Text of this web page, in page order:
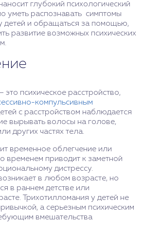
глубокий психологический
уметь распознавать симптомы
детей и обращаться за помощью,
развитие возможных психических
это психическое расстройство,
компульсивным
с расстройством наблюдается
вырывать волосы на голове,
других частях тела.
временное облегчение или
временем приводит к заметной
дистрессу.
в любом возрасте, но
в раннем детстве или
Трихотилломания у детей не
а серьезным психическим
вмешательства